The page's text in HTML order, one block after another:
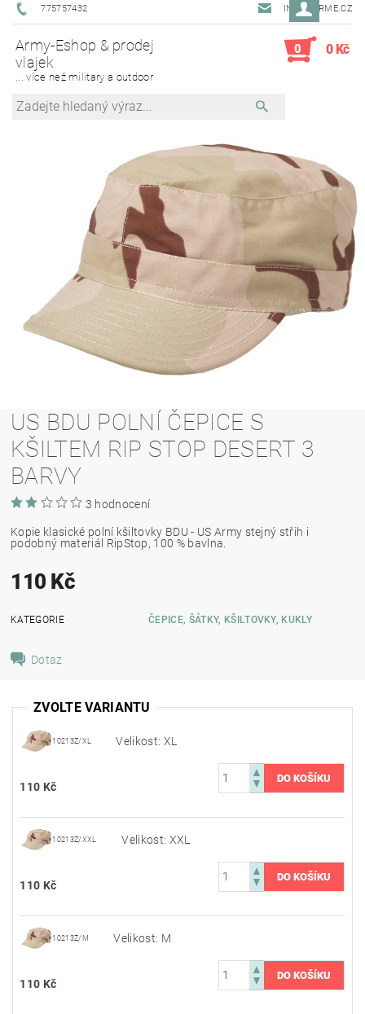
775757432 INFO@ARME.CZ
Army-Eshop & prodej
vlajek
... více než military a outdoor
0 0 Kč
US BDU POLNÍ ČEPICE S
KŠILTEM RIP STOP DESERT 3
BARVY
3 hodnocení
Kopie klasické polní kšiltovky BDU - US Army stejný střih i
podobný materiál RipStop, 100 % bavlna.
110 Kč
KATEGORIE ČEPICE, ŠÁTKY, KŠILTOVKY, KUKLY
Dotaz
ZVOLTE VARIANTU
10213Z/XL Velikost: XL
110 Kč
10213Z/XXL Velikost: XXL
110 Kč
10213Z/M Velikost: M
110 Kč